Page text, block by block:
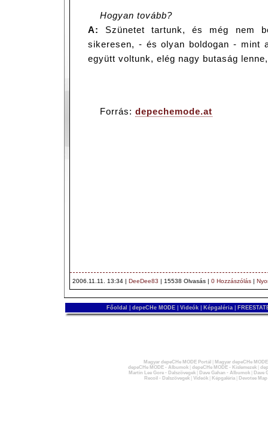
Hogyan tovább?
A:
Szünetet tartunk, és még nem
sikeresen, - és olyan boldogan - mint
együtt voltunk, elég nagy butaság
Forrás: depechemode.at
2006.11.11. 13:34 | DeeDee83 | 15538 Olvasás | 0 Hozzászólás |
Főoldal depeCHe MODE Videók Képgaléria
Magyar depeCHe MODE Portál
Magyar depeCHe
depeCHe MODE - Albumok| depeCHe MODE - Kislemezek|
Martin Lee Gore - Dalszövegek| Dave Gahan - Albumok|
Dave
Recoil - Dalszövegek| Videók| Képgaléria| Devotee Map